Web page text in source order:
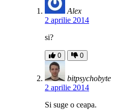
Alex
2 aprilie 2014
si?
0 0
bitpsychobyte
2 aprilie 2014
Si suge o ceapa.